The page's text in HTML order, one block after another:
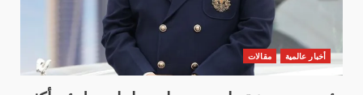
أخبار عالمية مقالات